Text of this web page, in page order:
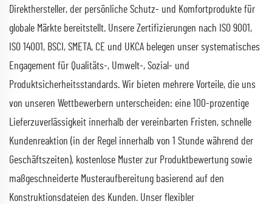
Direkthersteller, der persönliche Schutz- und Komfortprodukte für
globale Märkte bereitstellt. Unsere Zertifizierungen nach ISO 9001,
ISO 14001, BSCI, SMETA, CE und UKCA belegen unser systematisches
Engagement für Qualitäts-, Umwelt-, Sozial- und
Produktsicherheitsstandards. Wir bieten mehrere Vorteile, die uns
von unseren Wettbewerbern unterscheiden: eine 100-prozentige
Lieferzuverlässigkeit innerhalb der vereinbarten Fristen, schnelle
Kundenreaktion (in der Regel innerhalb von 1 Stunde während der
Geschäftszeiten), kostenlose Muster zur Produktbewertung sowie
maßgeschneiderte Musteraufbereitung basierend auf den
Konstruktionsdateien des Kunden. Unser flexibler